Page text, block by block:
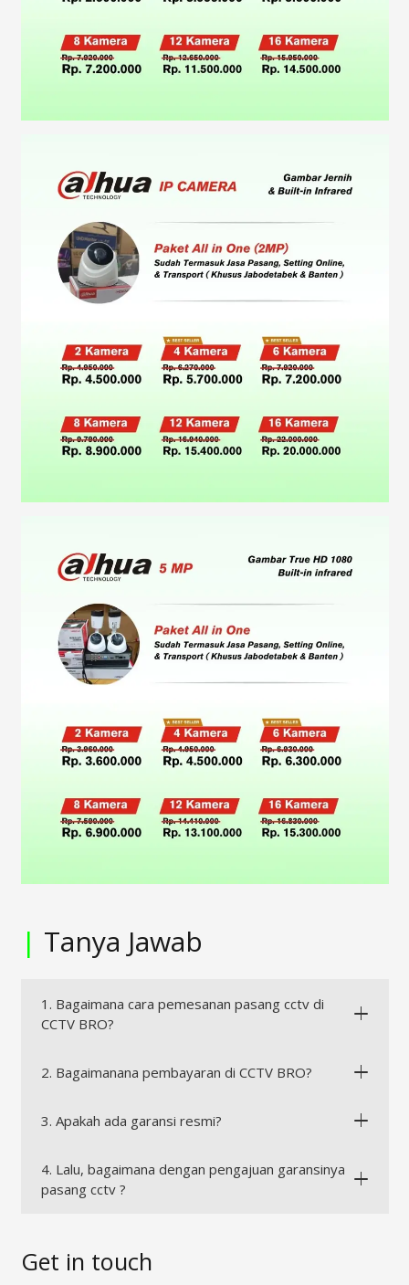
| Tanya Jawab
1. Bagaimana cara pemesanan pasang cctv di
CCTV BRO?
2. Bagaimanana pembayaran di CCTV BRO?
3. Apakah ada garansi resmi?
4. Lalu, bagaimana dengan pengajuan garansinya
pasang cctv ?
Get in touch